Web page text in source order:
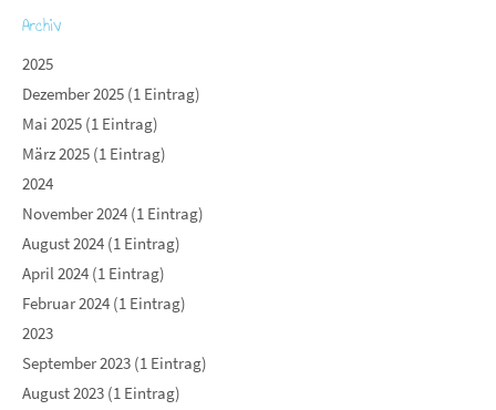
Archiv
2025
Dezember 2025 (1 Eintrag)
Mai 2025 (1 Eintrag)
März 2025 (1 Eintrag)
2024
November 2024 (1 Eintrag)
August 2024 (1 Eintrag)
April 2024 (1 Eintrag)
Februar 2024 (1 Eintrag)
2023
September 2023 (1 Eintrag)
August 2023 (1 Eintrag)